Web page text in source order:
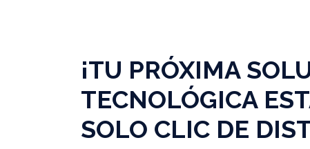
¡TU PRÓXIMA
TECNOLÓGICA
SOLO CLIC DE